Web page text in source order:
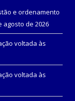
e ordenamento
agosto de 2026
voltada às
voltada às